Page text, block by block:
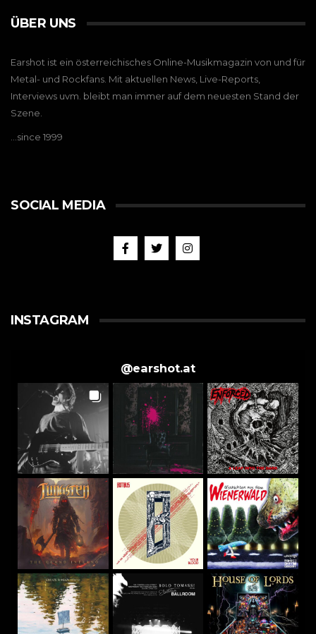
ÜBER UNS
Earshot ist ein österreichisches Online-Musikmagazin von und für
Metal- und Rockfans. Mit aktuellen News, Live-Reports,
Interviews uvm. bleibt man immer auf dem neuesten Stand der
Szene.
…since 1999
SOCIAL MEDIA
INSTAGRAM
@earshot.at